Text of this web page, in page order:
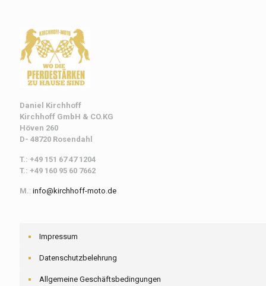
Daniel Kirchhoff
Kirchhoff GmbH & CO.KG
Höven 260
D- 48720 Rosendahl
T.: +49 151 67 47 1204
T.: +49 160 95 60 7662
M.: info@kirchhoff-moto.de
Impressum
Datenschutzbelehrung
Allgemeine Geschäftsbedingungen